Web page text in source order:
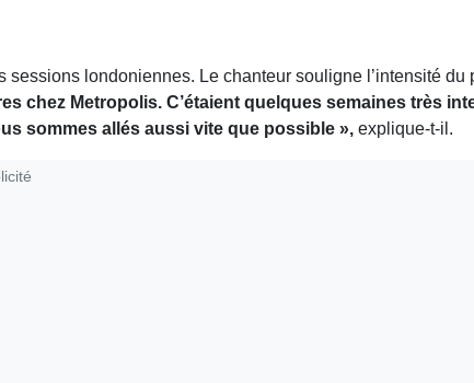
sessions londoniennes. Le chanteur souligne l’intensité du
chez Metropolis. C’étaient quelques semaines très
sommes allés aussi vite que possible », explique-t-il.